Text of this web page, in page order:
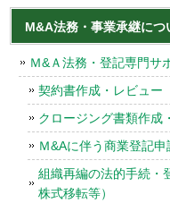
M&A法務・事業承継につ
Ｍ&Ａ法務・登記専門サ
契約書作成・レビュー
クロージング書類作成
Ｍ&Aに伴う商業登記
組織再編の法的手続・
株式移転等）